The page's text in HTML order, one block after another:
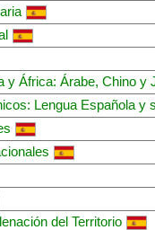
y África: Árabe, Chino y
Lengua Española y
del Territorio